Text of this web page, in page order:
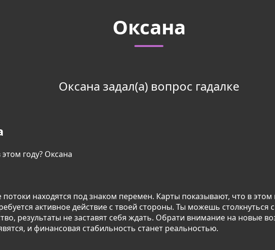
Оксана
Оксана задал(а) вопрос гадалке
году? Оксана
находятся под знаком перемен. Карты показывают, что в
активное действие с твоей стороны. Ты можешь столкнуться
результаты не заставят себя ждать. Обрати внимание на новые
и финансовая стабильность станет реальностью.